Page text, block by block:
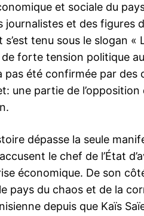
et sociale du
journalistes et des figures
s’est tenu sous le slogan
forte tension politique
pas été confirmée par
une partie de
dépasse la seule
le chef de l’État
économique. De son
pays du chaos et de la
depuis que Kaïs